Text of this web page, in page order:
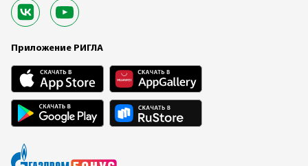
Приложение РИГЛА